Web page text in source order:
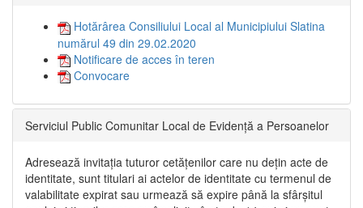
Hotărârea Consiliului Local al Municipiului Slatina
numărul 49 din 29.02.2020
Notificare de acces în teren
Convocare
Serviciul Public Comunitar Local de Evidență a Persoanelor
Adresează invitația tuturor cetățenilor care nu dețin acte de
identitate, sunt titulari ai actelor de identitate cu termenul de
valabilitate expirat sau urmează să expire până la sfârșitul